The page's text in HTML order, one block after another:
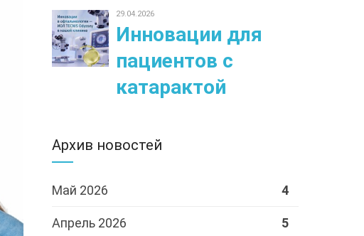
29.04.2026
Инновации для
пациентов с
катарактой
Архив новостей
Май 2026 4
Апрель 2026 5